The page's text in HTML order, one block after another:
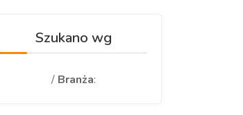
Szukano wg
/ Branża: